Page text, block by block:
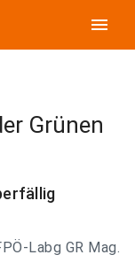
menu
Grünen
Labg GR Mag.